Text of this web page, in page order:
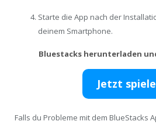
Starte die App nach der
deinem Smartphone.
Bluestacks herunterladen
Jetzt
Falls du Probleme mit dem BlueStacks